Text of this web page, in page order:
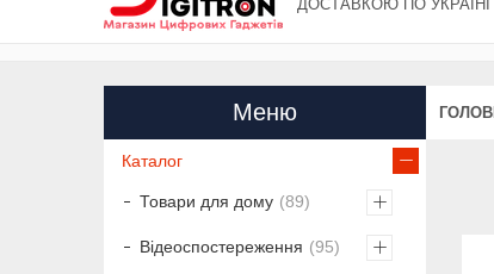
ДОСТАВКОЮ ПО УКРАЇНІ
Каталог
Товари для дому 89
Відеоспостереження 95